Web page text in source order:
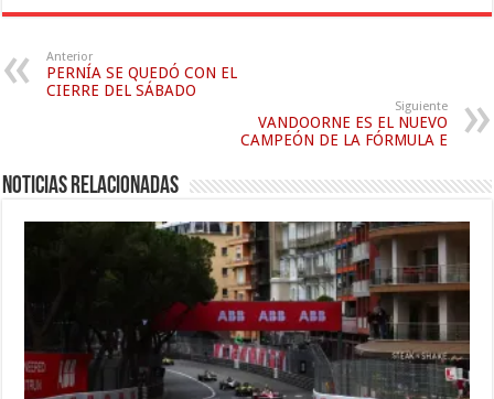
Anterior
PERNÍA SE QUEDÓ CON EL
CIERRE DEL SÁBADO
Siguiente
VANDOORNE ES EL NUEVO
CAMPEÓN DE LA FÓRMULA E
Noticias relacionadas